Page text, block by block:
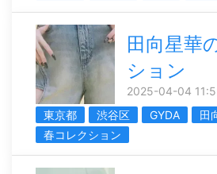
田向星華
ション
2025-04-04
東京都
渋谷区 GYDA
田
春コレクション